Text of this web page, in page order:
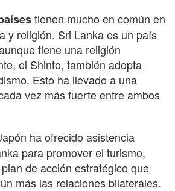
tienen mucho en común en
y religión. Sri Lanka es un país
tiene una religión
el Shinto, también adopta
Esto ha llevado a una
vez más fuerte entre ambos
ha ofrecido asistencia
para promover el turismo,
de acción estratégico que
más las relaciones bilaterales.